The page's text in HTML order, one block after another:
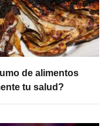
de alimentos
tu salud?